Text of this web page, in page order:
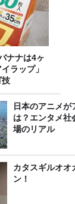
ナナは4ヶ
ラップ」
技
日本のアニメが
は？エンタメ社
場のリアル
カタスギルオオ
ン！